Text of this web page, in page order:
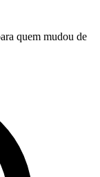
quem mudou de